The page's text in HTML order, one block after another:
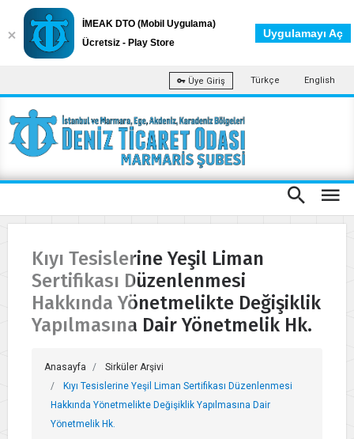
Üye Giriş Türkçe English
Kıyı Tesislerine Yeşil Liman
Sertifikası Düzenlenmesi
Hakkında Yönetmelikte Değişiklik
Yapılmasına Dair Yönetmelik Hk.
Anasayfa
Sirküler Arşivi
Kıyı Tesislerine Yeşil Liman Sertifikası Düzenlenmesi
Hakkında Yönetmelikte Değişiklik Yapılmasına Dair
Yönetmelik Hk.
İMEAK DTO (Mobil Uygulama)
Ücretsiz - Play Store
Uygulamayı Aç